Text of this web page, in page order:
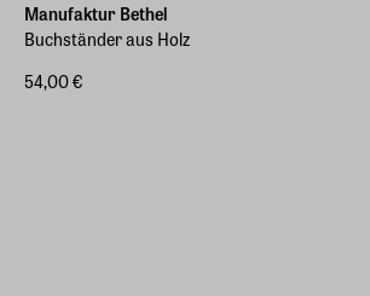
Manufaktur Bethel
Buchständer aus Holz
54,00 €